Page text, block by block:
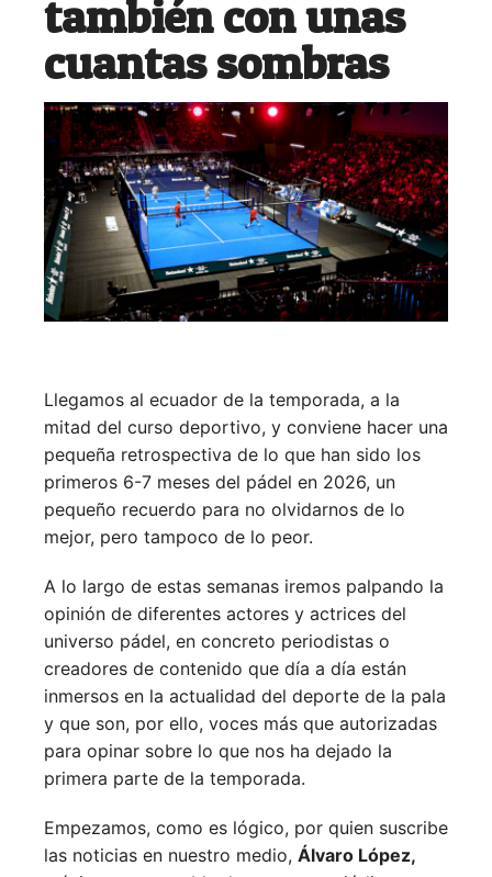
también con unas
cuantas sombras
Llegamos al ecuador de la temporada, a la
mitad del curso deportivo, y conviene hacer una
pequeña retrospectiva de lo que han sido los
primeros 6-7 meses del pádel en 2026, un
pequeño recuerdo para no olvidarnos de lo
mejor, pero tampoco de lo peor.
A lo largo de estas semanas iremos palpando la
opinión de diferentes actores y actrices del
universo pádel, en concreto periodistas o
creadores de contenido que día a día están
inmersos en la actualidad del deporte de la pala
y que son, por ello, voces más que autorizadas
para opinar sobre lo que nos ha dejado la
primera parte de la temporada.
Empezamos, como es lógico, por quien suscribe
las noticias en nuestro medio, Álvaro López,